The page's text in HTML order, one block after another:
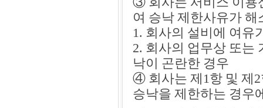
여 승낙 제한사유가
1. 회사의 설비에 여유
2. 회사의 업무상 또는
낙이 곤란한 경우
④ 회사는 제1항 및 제
승낙을 제한하는 경우